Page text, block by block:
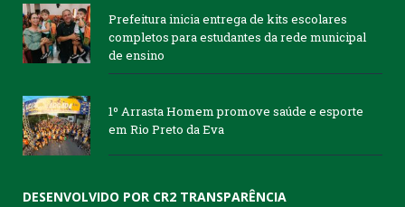
Prefeitura inicia entrega de kits escolares
completos para estudantes da rede municipal
de ensino
1º Arrasta Homem promove saúde e esporte
em Rio Preto da Eva
DESENVOLVIDO POR CR2 TRANSPARÊNCIA